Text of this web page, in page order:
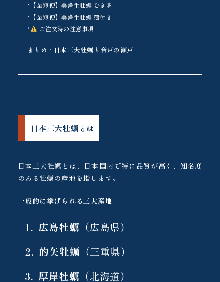
【最短便】美浄生牡蠣 むき身
【最短便】美浄生牡蠣 殻付き
ご注文時の注意事項
まとめ：日本三大牡蠣と音戸の瀬戸
日本三大牡蠣とは
日本三大牡蠣とは、日本国内で特に品質が高く、知名度
のある牡蠣の産地を指します。
一般的に挙げられる三大産地
広島牡蠣 （広島県）
的矢牡蠣 （三重県）
厚岸牡蠣 （北海道）